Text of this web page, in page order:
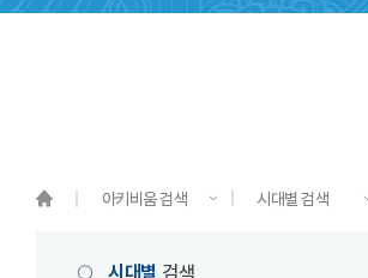
아키비움 검색 시대별 검색
시대별 검색